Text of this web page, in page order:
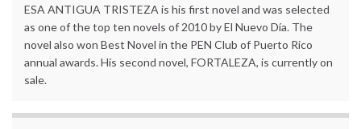
ESA ANTIGUA TRISTEZA is his first novel and was selected
as one of the top ten novels of 2010 by El Nuevo Día. The
novel also won Best Novel in the PEN Club of Puerto Rico
annual awards. His second novel, FORTALEZA, is currently on
sale.